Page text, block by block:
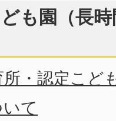
も園（長
・認定こど
て